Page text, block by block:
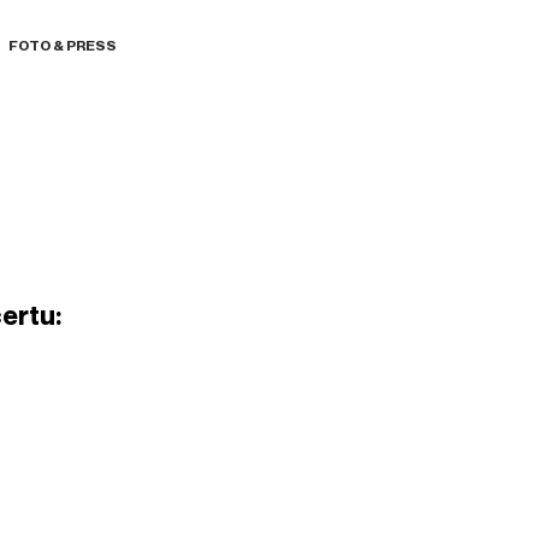
FOTO & PRESS